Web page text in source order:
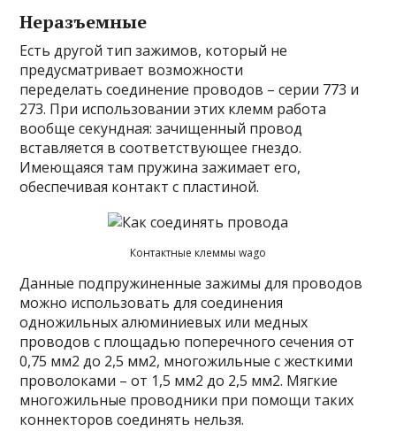
Неразъемные
Есть другой тип зажимов, который не
предусматривает возможности
переделать соединение проводов – серии 773 и
273. При использовании этих клемм работа
вообще секундная: зачищенный провод
вставляется в соответствующее гнездо.
Имеющаяся там пружина зажимает его,
обеспечивая контакт с пластиной.
Контактные клеммы wago
Данные подпружиненные зажимы для проводов
можно использовать для соединения
одножильных алюминиевых или медных
проводов с площадью поперечного сечения от
0,75 мм2 до 2,5 мм2, многожильные с жесткими
проволоками – от 1,5 мм2 до 2,5 мм2. Мягкие
многожильные проводники при помощи таких
коннекторов соединять нельзя.